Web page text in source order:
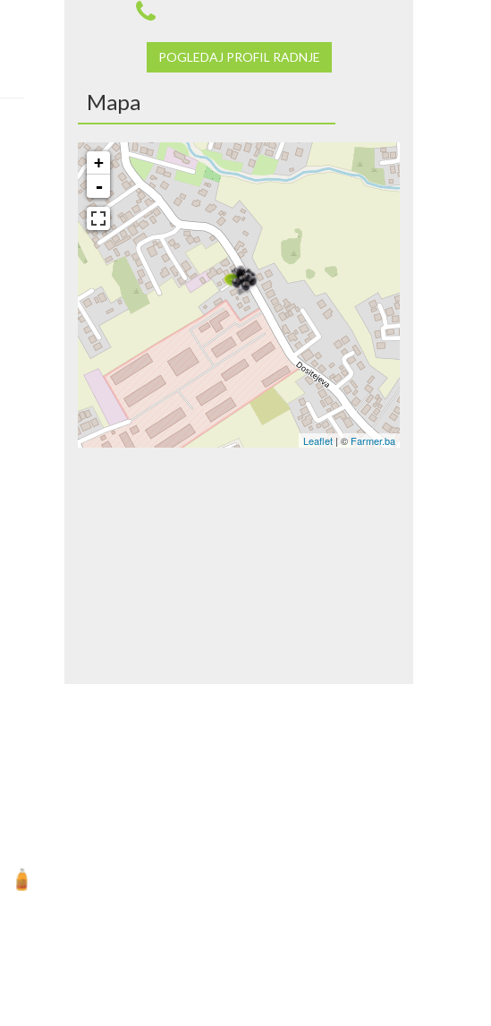
POGLEDAJ PROFIL RADNJE
Mapa
+
-
Leaflet | © Farmer.ba